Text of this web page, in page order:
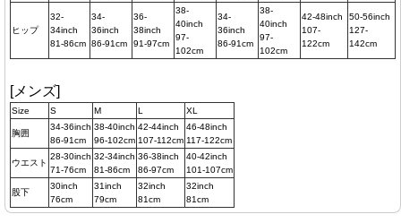
ヒップ
32-
34inch
81-86cm
34-
36inch
86-91cm
36-
38inch
91-97cm
38-
40inch
97-
102cm
34-
36inch
86-91cm
38-
40inch
97-
102cm
42-48inch
107-
122cm
50-56inch
127-
142cm
[メンズ]
Size S M L XL
胸囲
34-36inch
86-91cm
38-40inch
96-102cm
42-44inch
107-112cm
46-48inch
117-122cm
ウエスト
28-30inch
71-76cm
32-34inch
81-86cm
36-38inch
86-97cm
40-42inch
101-107cm
股下
30inch
76cm
31inch
79cm
32inch
81cm
32inch
81cm